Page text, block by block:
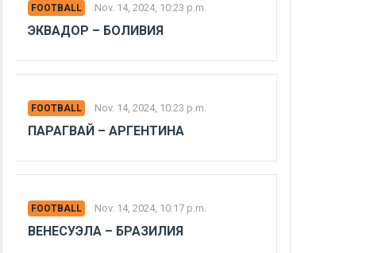
FOOTBALL Nov. 14, 2024, 10:23 p.m.
ЭКВАДОР – БОЛИВИЯ
FOOTBALL Nov. 14, 2024, 10:23 p.m.
ПАРАГВАЙ – АРГЕНТИНА
FOOTBALL Nov. 14, 2024, 10:17 p.m.
ВЕНЕСУЭЛА – БРАЗИЛИЯ